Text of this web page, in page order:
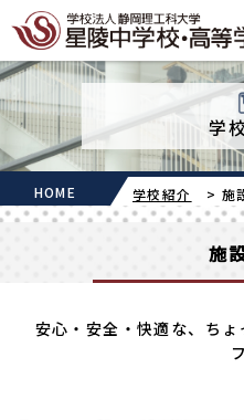
学
HOME 学校紹介 > 施
施
安心・安全・快適な、ち